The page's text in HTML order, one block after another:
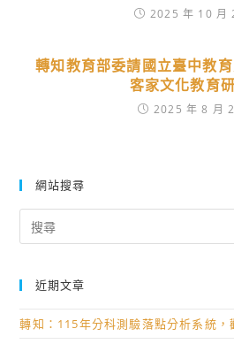
2025 年 10 月
轉知教育部委請國立臺中教
客家文化教育研
2025 年 8 月
網站搜尋
for:
近期文章
轉知：115年分科測驗落點分析系統，